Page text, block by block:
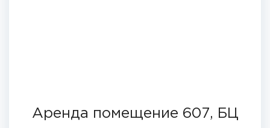
Аренда помещение 607, БЦ